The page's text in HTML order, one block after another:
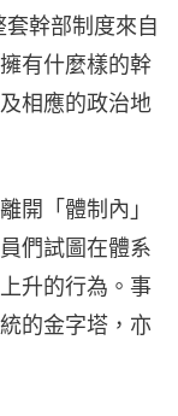
幹部制度來自
有什麼樣的幹
相應的政治地
開「體制內」
們試圖在體系
升的行為。事
的金字塔，亦